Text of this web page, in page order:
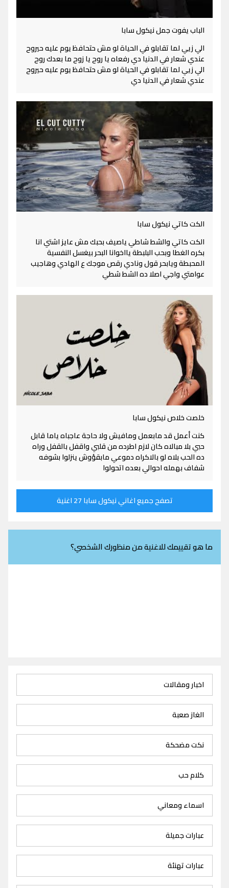
الباب يفوت جمل نيكول سابا
الي زيي لما تقابلو في الحياة لو مش حتحافظ يوم عليه حيروح
عندي شعار في الدنيا دي رفعاه يا روح يا زوح ما بعدك روح
الي زيي لما تقابلو في الحياة لو مش حتحافظ يوم عليه حيروح
عندي شعار في الدنيا دي
الكت كاتي نيكول سابا
الكت كاتي والشط شاطي ياصيف بحبك مش عايز اشتي انا
بكره الغطا وبحب البلبطة يااخوانا البحر بيغسل النفسية
المحبطة ويابحر قول ونادي رقص موجك ع الهادي وهاجيب
عوامتي واجي اصلا ده الشط شطي
خلصت خلاص نيكول سابا
كنت أعمل قد مابعمل ومافيش ولا حاجة عاجباه ياما قابل
حبي بلا مبالاه كان لازم اطرده من قلبي واقفل بالقفل وراه
ده الحب بلاه لو بالاكراه دموعي مابقؤوش ينزلوا بشوفه
شفاف بهمله احوالي بعده اتحولوا
تصفح جميع اغاني نيكول سابا 27 اغنية
ما هو تقييمك للاغنية من منظورك الشخصي؟
اخبار ومقالات
الغاز صعبة
نكت مضحكة
كلام حب
اسماء ومعاني
عبارات جميلة
عبارات تهنئة